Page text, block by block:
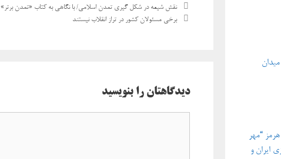
ناوبری
نوشته‌ها
نقش شیعه در شکل گیری تمدن اسلامی/ با نگاهی به کتاب «تمدن برتر»
برخی مسئولان کشور در تراز انقلاب نیستند
دیدگاهتان را بنویسید
“مهر
ایران و